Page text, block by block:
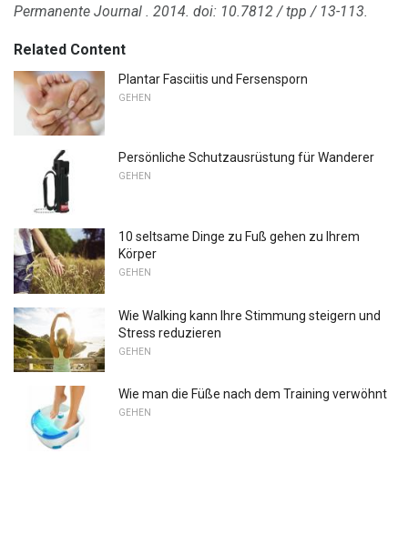
Permanente Journal . 2014. doi: 10.7812 / tpp / 13-113.
Related Content
Plantar Fasciitis und Fersensporn
GEHEN
Persönliche Schutzausrüstung für Wanderer
GEHEN
10 seltsame Dinge zu Fuß gehen zu Ihrem
Körper
GEHEN
Wie Walking kann Ihre Stimmung steigern und
Stress reduzieren
GEHEN
Wie man die Füße nach dem Training verwöhnt
GEHEN